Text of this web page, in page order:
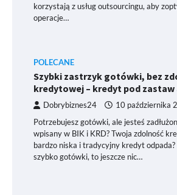
korzystają z usług outsourcingu, aby
operacje…
POLECANE
Szybki zastrzyk gotówki, bez
kredytowej – kredyt pod zastaw
Dobrybiznes24 10 października
Potrzebujesz gotówki, ale jesteś
wpisany w BIK i KRD? Twoja zdolność
bardzo niska i tradycyjny kredyt
szybko gotówki, to jeszcze nic…